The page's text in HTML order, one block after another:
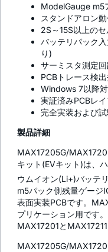
ModelGauge m5
スタンドアロン
2S～15S以上の
バッテリパック
り)
サーミスタ測定回
PCBトレース検
Windows 7以降
実証済みPCBレイ
完全実装および
製品詳細
MAX17205G/
キット(EVキット)は、
ウムイオン(Li+)バッテ
m5パック側残量ゲージ
表面実装PCBです。
プリケーション用です
MAX17201と
MAX17205G/